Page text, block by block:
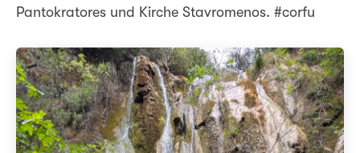
Pantokratores und Kirche Stavromenos. #corfu